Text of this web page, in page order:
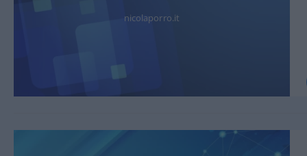
nicolaporro.it